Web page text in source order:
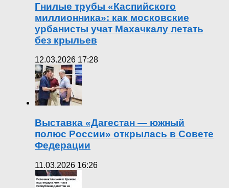
Гнилые трубы «Каспийского
миллионника»: как московские
урбанисты учат Махачкалу летать
без крыльев
12.03.2026 17:28
Выставка «Дагестан — южный
полюс России» открылась в Совете
Федерации
11.03.2026 16:26